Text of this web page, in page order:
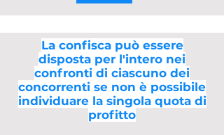
La confisca può essere
disposta per l'intero nei
confronti di ciascuno dei
concorrenti se non è possibile
individuare la singola quota di
profitto